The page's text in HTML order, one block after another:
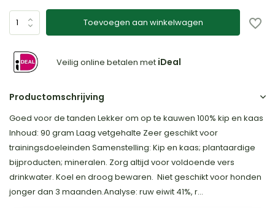
Toevoegen aan winkelwagen
Veilig online betalen met iDeal
Productomschrijving
Goed voor de tanden Lekker om op te kauwen 100% kip en kaas
Inhoud: 90 gram Laag vetgehalte Zeer geschikt voor
trainingsdoeleinden Samenstelling: Kip en kaas; plantaardige
bijproducten; mineralen. Zorg altijd voor voldoende vers
drinkwater. Koel en droog bewaren. Niet geschikt voor honden
jonger dan 3 maanden.Analyse: ruw eiwit 41%, r...